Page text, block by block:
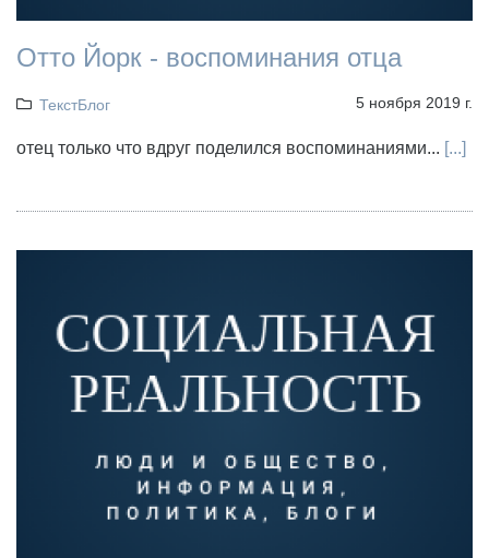
Отто Йорк - воспоминания отца
ТекстБлог 5 ноября 2019 г.
отец только что вдруг поделился воспоминаниями... [...]